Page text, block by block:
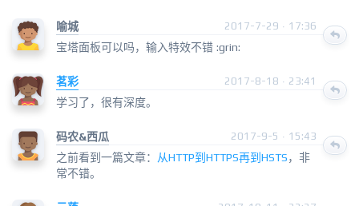
喻城 2017-7-29 · 17:36
宝塔面板可以吗，输入特效不错 :grin:
茗彩 2017-8-18 · 23:41
学习了，很有深度。
码农&西瓜 2017-9-5 · 15:43
之前看到一篇文章： 从HTTP到HTTPS再到HSTS，非
常不错。